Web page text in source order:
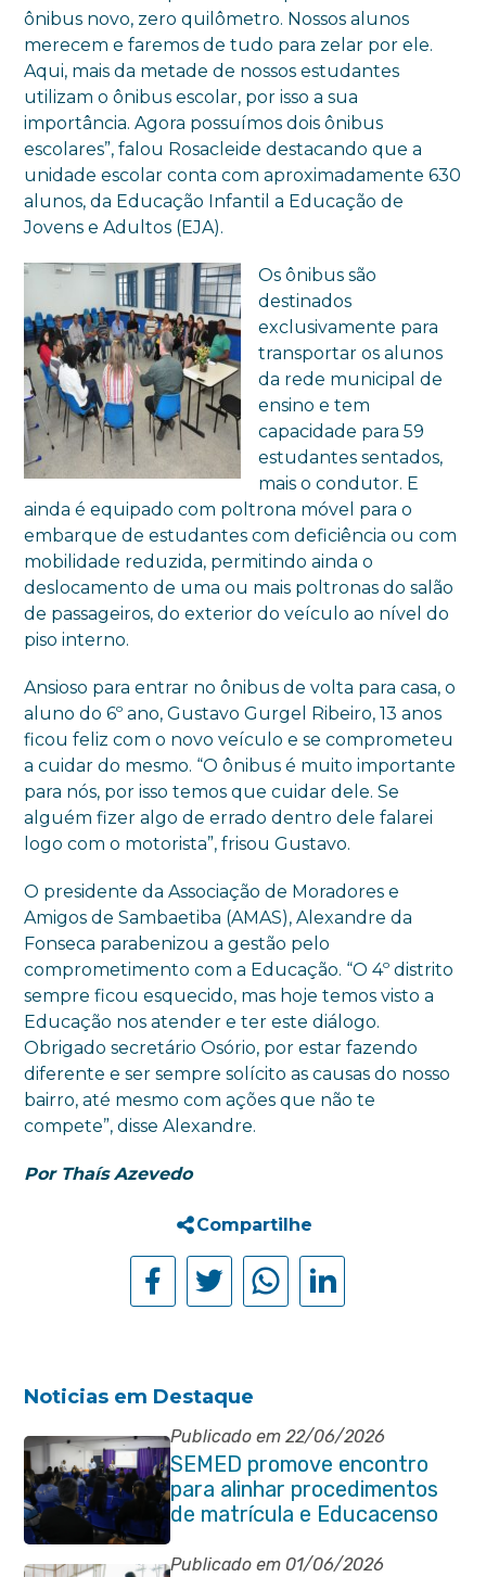
ônibus novo, zero quilômetro. Nossos alunos
merecem e faremos de tudo para zelar por ele.
Aqui, mais da metade de nossos estudantes
utilizam o ônibus escolar, por isso a sua
importância. Agora possuímos dois ônibus
escolares”, falou Rosacleide destacando que a
unidade escolar conta com aproximadamente 630
alunos, da Educação Infantil a Educação de
Jovens e Adultos (EJA).
Os ônibus são
destinados
exclusivamente para
transportar os alunos
da rede municipal de
ensino e tem
capacidade para 59
estudantes sentados,
mais o condutor. E
ainda é equipado com poltrona móvel para o
embarque de estudantes com deficiência ou com
mobilidade reduzida, permitindo ainda o
deslocamento de uma ou mais poltronas do salão
de passageiros, do exterior do veículo ao nível do
piso interno.
Ansioso para entrar no ônibus de volta para casa, o
aluno do 6º ano, Gustavo Gurgel Ribeiro, 13 anos
ficou feliz com o novo veículo e se comprometeu
a cuidar do mesmo. “O ônibus é muito importante
para nós, por isso temos que cuidar dele. Se
alguém fizer algo de errado dentro dele falarei
logo com o motorista”, frisou Gustavo.
O presidente da Associação de Moradores e
Amigos de Sambaetiba (AMAS), Alexandre da
Fonseca parabenizou a gestão pelo
comprometimento com a Educação. “O 4º distrito
sempre ficou esquecido, mas hoje temos visto a
Educação nos atender e ter este diálogo.
Obrigado secretário Osório, por estar fazendo
diferente e ser sempre solícito as causas do nosso
bairro, até mesmo com ações que não te
compete”, disse Alexandre.
Por Thaís Azevedo
Compartilhe
Noticias em Destaque
Publicado em 22/06/2026
SEMED promove encontro
para alinhar procedimentos
de matrícula e Educacenso
2026
Publicado em 01/06/2026